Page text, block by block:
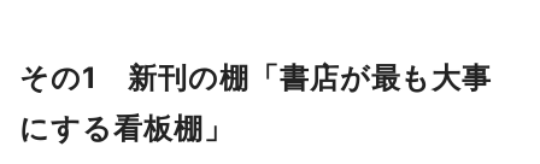
その1 新刊の棚「書店が最も大事
にする看板棚」